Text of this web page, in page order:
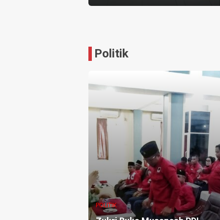
Politik
POLITIK